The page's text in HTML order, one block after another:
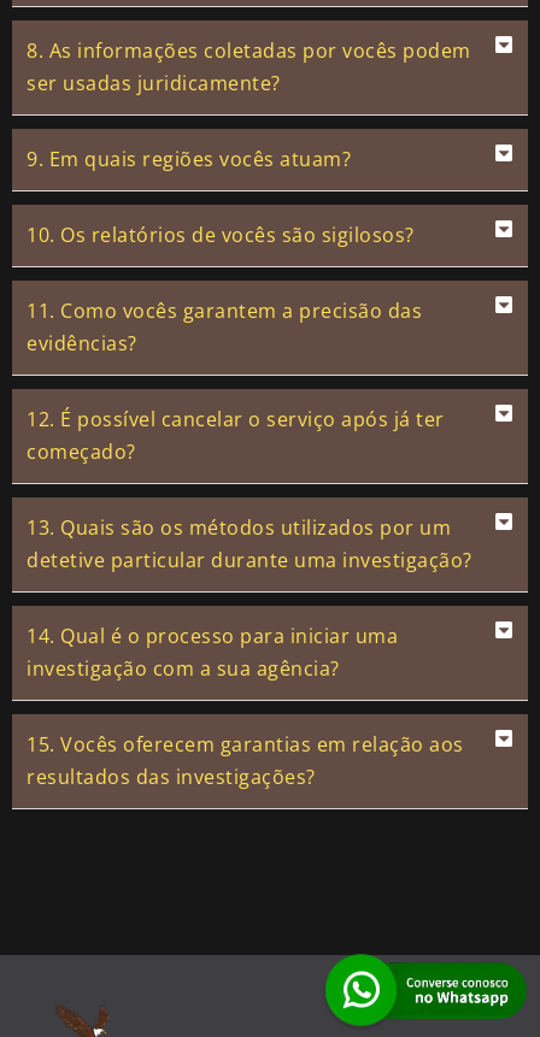
8. As informações coletadas por vocês podem
ser usadas juridicamente?
9. Em quais regiões vocês atuam?
10. Os relatórios de vocês são sigilosos?
11. Como vocês garantem a precisão das
evidências?
12. É possível cancelar o serviço após já ter
começado?
13. Quais são os métodos utilizados por um
detetive particular durante uma investigação?
14. Qual é o processo para iniciar uma
investigação com a sua agência?
15. Vocês oferecem garantias em relação aos
resultados das investigações?